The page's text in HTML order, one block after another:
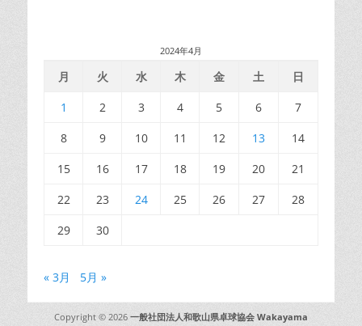
2024年4月
月 火 水 木 金 土
日
1
2 3 4 5 6
7
8
9 10 11 12 13
14
15
16 17 18 19 20
21
22
23 24 25 26 27
28
29
30
« 3月 5月 »
Copyright © 2026 一般社団法人和歌山県卓球協会 Wakayama